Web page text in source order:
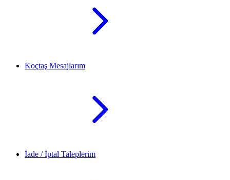
Koçtaş Mesajlarım
İade / İptal Taleplerim